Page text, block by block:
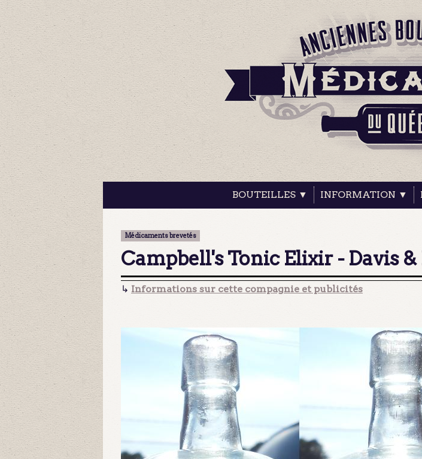
BOUTEILLES ▼ INFORMATION ▼
Médicaments brevetés
Campbell's Tonic Elixir - Davis
↳ Informations sur cette compagnie et publicités